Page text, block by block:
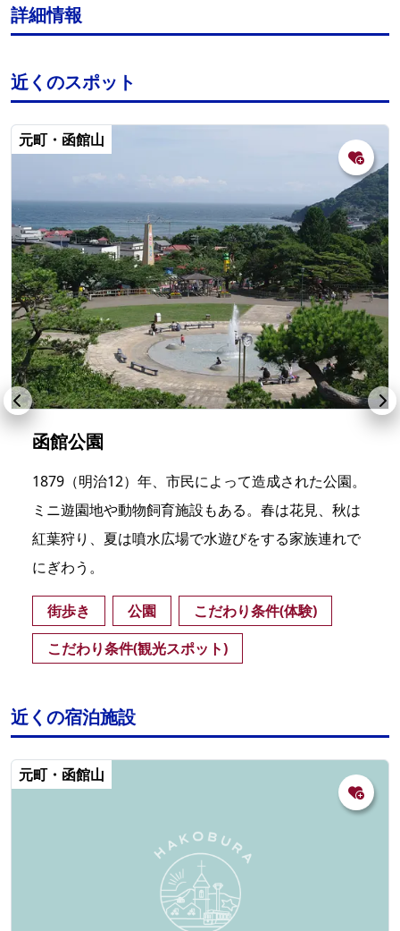
詳細情報
近くのスポット
元町・函館山
函館公園
1879（明治12）年、市民によって造成された公園。
ミニ遊園地や動物飼育施設もある。春は花見、秋は
紅葉狩り、夏は噴水広場で水遊びをする家族連れで
にぎわう。
街歩き 公園
こだわり条件(体験)
こだわり条件(観光スポット)
近くの宿泊施設
元町・函館山